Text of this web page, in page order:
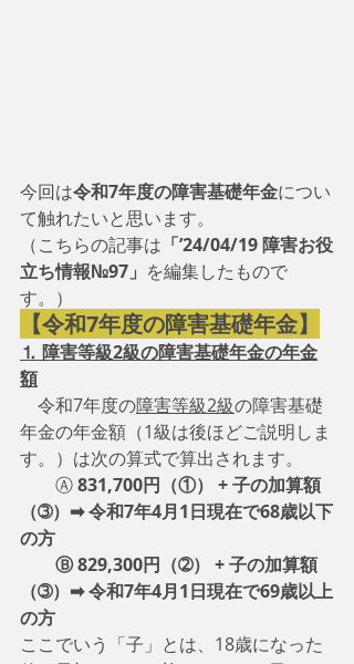
今回は令和7年度の障害基礎年金につい
て触れたいと思います。
（こちらの記事は 「’24/04/19 障害お役
立ち情報№97」 を編集したもので
す。）
【令和7年度の障害基礎年金】
⒈ 障害等級2級の障害基礎年金の年金
額
令和7年度の障害等級2級の障害基礎
年金の年金額（1級は後ほどご説明しま
す。）は次の算式で算出されます。
Ⓐ 831,700円（①） + 子の加算額
（➂）➡ 令和7年4月1日現在で68歳以下
の方
Ⓑ 829,300円（➁） + 子の加算額
（➂）➡ 令和7年4月1日現在で69歳以上
の方
ここでいう「子」とは、18歳になった